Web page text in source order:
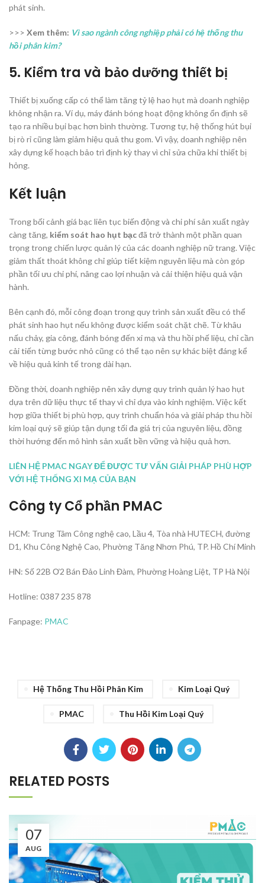
phát sinh.
>>> Xem thêm: Vì sao ngành công nghiệp phải có hệ thống thu
hồi phân kim?
5. Kiểm tra và bảo dưỡng thiết bị
Thiết bị xuống cấp có thể làm tăng tỷ lệ hao hụt mà doanh nghiệp
không nhận ra. Ví dụ, máy đánh bóng hoạt động không ổn định sẽ
tạo ra nhiều bụi bạc hơn bình thường. Tương tự, hệ thống hút bụi
bị rò rỉ cũng làm giảm hiệu quả thu gom. Vì vậy, doanh nghiệp nên
xây dựng kế hoạch bảo trì định kỳ thay vì chỉ sửa chữa khi thiết bị
hỏng.
Kết luận
Trong bối cảnh giá bạc liên tục biến động và chi phí sản xuất ngày
càng tăng, kiểm soát hao hụt bạcđã trở thành một phần quan
trọng trong chiến lược quản lý của các doanh nghiệp nữ trang. Việc
giảm thất thoát không chỉ giúp tiết kiệm nguyên liệu mà còn góp
phần tối ưu chi phí, nâng cao lợi nhuận và cải thiện hiệu quả vận
hành.
Bên cạnh đó, mỗi công đoạn trong quy trình sản xuất đều có thể
phát sinh hao hụt nếu không được kiểm soát chặt chẽ. Từ khâu
nấu chảy, gia công, đánh bóng đến xi mạ và thu hồi phế liệu, chỉ cần
cải tiến từng bước nhỏ cũng có thể tạo nên sự khác biệt đáng kể
về hiệu quả kinh tế trong dài hạn.
Đồng thời, doanh nghiệp nên xây dựng quy trình quản lý hao hụt
dựa trên dữ liệu thực tế thay vì chỉ dựa vào kinh nghiệm. Việc kết
hợp giữa thiết bị phù hợp, quy trình chuẩn hóa và giải pháp thu hồi
kim loại quý sẽ giúp tận dụng tối đa giá trị của nguyên liệu, đồng
thời hướng đến mô hình sản xuất bền vững và hiệu quả hơn.
LIÊN HỆ PMAC NGAY ĐỂ ĐƯỢC TƯ VẤN GIẢI PHÁP PHÙ HỢP
VỚI HỆ THỐNG XI MẠ CỦA BẠN
Công ty Cổ phần PMAC
HCM: Trung Tâm Công nghệ cao, Lầu 4, Tòa nhà HUTECH, đường
D1, Khu Công Nghệ Cao, Phường Tăng Nhơn Phú, TP. Hồ Chí Minh
HN: Số 22B Ơ2 Bán Đảo Linh Đàm, Phường Hoàng Liệt, TP Hà Nội
Hotline: 0387 235 878
Fanpage: PMAC
Hệ Thống Thu Hồi Phân Kim Kim Loại Quý
PMAC Thu Hồi Kim Loại Quý
RELATED POSTS
07
AUG